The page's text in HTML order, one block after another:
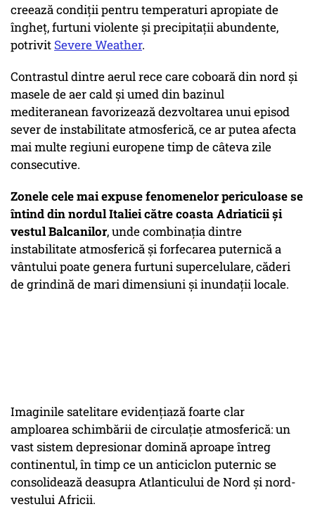
creează condiții pentru temperaturi apropiate de
îngheț, furtuni violente și precipitații abundente,
potrivit Severe Weather.
Contrastul dintre aerul rece care coboară din nord și
masele de aer cald și umed din bazinul
mediteranean favorizează dezvoltarea unui episod
sever de instabilitate atmosferică, ce ar putea afecta
mai multe regiuni europene timp de câteva zile
consecutive.
Zonele cele mai expuse fenomenelor periculoase se
întind din nordul Italiei către coasta Adriaticii și
vestul Balcanilor, unde combinația dintre
instabilitate atmosferică și forfecarea puternică a
vântului poate genera furtuni supercelulare, căderi
de grindină de mari dimensiuni și inundații locale.
Imaginile satelitare evidențiază foarte clar
amploarea schimbării de circulație atmosferică: un
vast sistem depresionar domină aproape întreg
continentul, în timp ce un anticiclon puternic se
consolidează deasupra Atlanticului de Nord și nord-
vestului Africii.